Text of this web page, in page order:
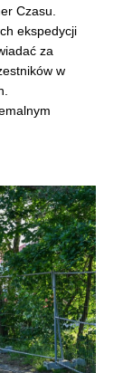
Czasu.
ekspedycji
za
w